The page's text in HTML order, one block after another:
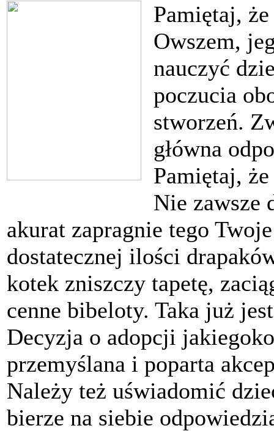
Pamiętaj,
Owszem,
nauczyć
poczucia
stworzeń.
główna
Pamiętaj,
Nie zawsze
akurat zapragnie tego
dostatecznej ilości
kotek zniszczy tapetę,
cenne bibeloty. Taka już
Decyzja o adopcji
przemyślana i poparta
Należy też uświadomić
bierze na siebie